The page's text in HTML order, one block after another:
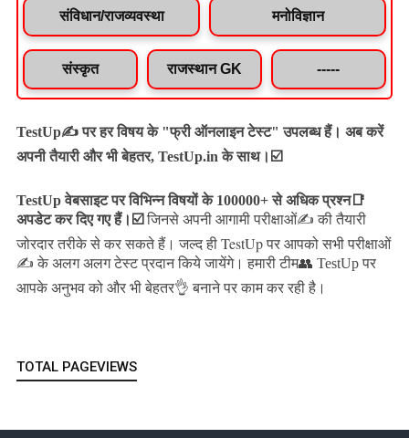
संविधान/राजव्यवस्था मनोविज्ञान
संस्कृत राजस्थान GK -----
TestUp✍️ पर हर विषय के "फ्री ऑनलाइन टेस्ट" उपलब्ध हैं। अब करें
अपनी तैयारी और भी बेहतर, TestUp.in के साथ।☑️
TestUp वेबसाइट पर विभिन्न विषयों के 100000+ से अधिक प्रश्न📑
अपडेट कर दिए गए हैं। ☑️ जिनसे अपनी आगामी परीक्षाओं✍️ की तैयारी
जोरदार तरीके से कर सकते हैं।जल्द ही TestUp पर आपको सभी परीक्षाओं
✍️ के अलग अलग टेस्ट प्रदान किये जायेंगे। हमारी टीम👥 TestUp पर
आपके अनुभव को और भी बेहतर👌 बनाने पर काम कर रही है।
TOTAL PAGEVIEWS